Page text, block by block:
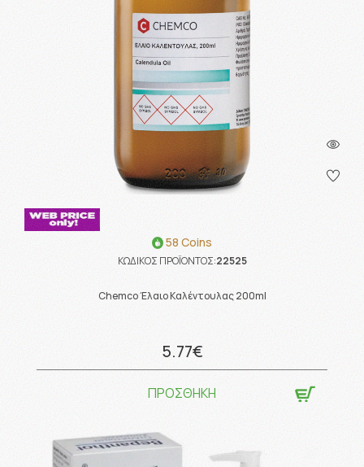
58 Coins
ΚΩΔΙΚΟΣ ΠΡΟΪΟΝΤΟΣ:22525
Chemco Έλαιο Καλέντουλας 200ml
5.77€
ΠΡΟΣΘΗΚΗ